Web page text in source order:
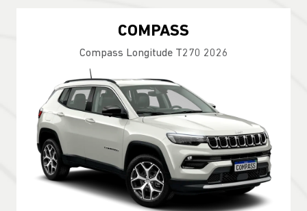
COMPASS
Compass Longitude T270 2026